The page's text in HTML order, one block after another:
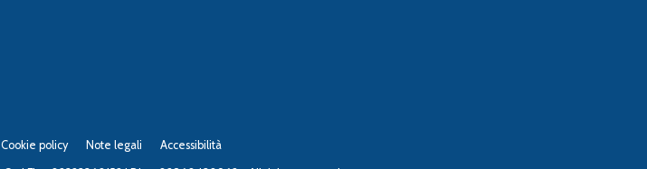
Cookie policy Note legali Accessibilità